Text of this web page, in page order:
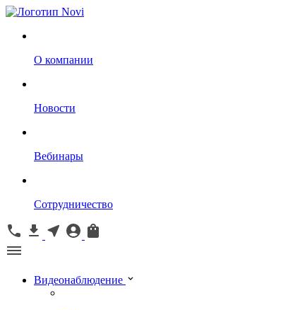
О компании
Новости
Вебинары
Сотрудничество
Видеонаблюдение